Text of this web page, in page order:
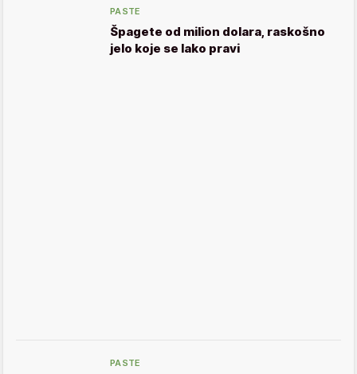
PASTE
Špagete od milion dolara, raskošno
jelo koje se lako pravi
PASTE